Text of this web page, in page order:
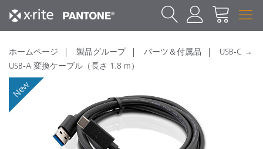
ホームページ 製品グループ パーツ＆付属品
USB-C →
USB-A 変換ケーブル（長さ 1.8 m）
New